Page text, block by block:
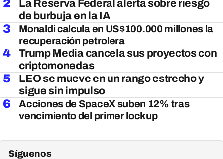
2
La Reserva Federal alerta sobre riesgo
de burbuja en la IA
3
Monaldi calcula en US$100.000 millones la
recuperación petrolera
4
Trump Media cancela sus proyectos con
criptomonedas
5
LEO se mueve en un rango estrecho y
sigue sin impulso
6
Acciones de SpaceX suben 12% tras
vencimiento del primer lockup
Síguenos